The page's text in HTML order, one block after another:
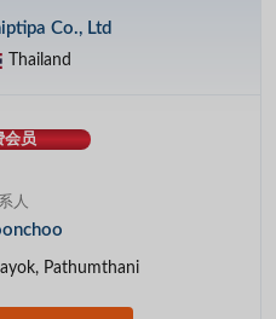
Co., Ltd
Thailand
会员
人
Pathumthani